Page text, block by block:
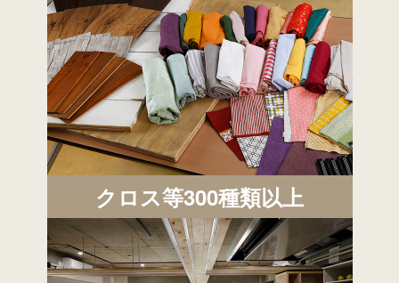
クロス等300種類以上